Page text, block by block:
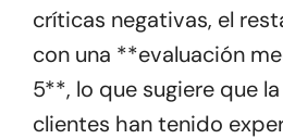
críticas negativas, el
con una **evaluación
5**, lo que sugiere que
clientes han tenido